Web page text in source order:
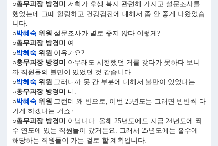
○총무과장 방경미
저희가 후생 복지 관련해 가지고 설문조사를
했었는데 그때 힐링하고 건강검진에 대해서 좀 안 좋게 나왔었습
니다.
○박혜숙 위원 설문조사가 별로 좋지 않다 이렇게?
○총무과장 방경미
예.
○박혜숙 위원 이유가요?
○총무과장 방경미
아무래도 시행했던 거를 갖다가 못하다 보니
까 직원들의 불만이 있었던 것 같습니다.
○박혜숙 위원 그러니까 못 간 부분에 대해서 불만이 있었다는
○총무과장 방경미
네.
○박혜숙 위원 그런데 왜 반으로, 이번 25년도는 그러면 반반씩 다
가게 하겠다는 거죠?
○총무과장 방경미
아닙니다. 올해 25년도에도 지금 24년도에 짝
수 연도에 있는 직원들이 갔거든요. 그래서 25년도에는 홀수에
해당하는 직원들이 가는 걸로 할 계획입니다.